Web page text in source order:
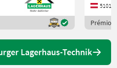
5101
Lagerhaus-Technik